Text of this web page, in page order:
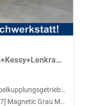
ST 150PS TDI DSG AHK+Sitzheiz+Kessy+Lenkradheiz+eHeck+Kamera+Alu18
Doppelkupplungsgetriebe (DSG)
[S7S7] Magnetic Grau Metallic